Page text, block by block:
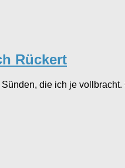
Rückert
die ich je